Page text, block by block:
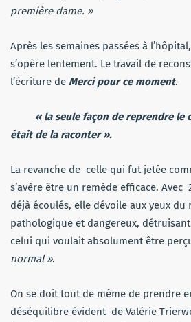
première dame. »
Après les semaines passées à
s’opère lentement. Le travail de
l’écriture de Merci pour ce moment.
« la seule façon de reprendre le
était de la raconter ».
La revanche de celle qui fut jetée
s’avère être un remède efficace. Avec
déjà écoulés, elle dévoile aux yeux
pathologique et dangereux,
celui qui voulait absolument être
normal ».
On se doit tout de même de prendre
déséquilibre évident de Valérie